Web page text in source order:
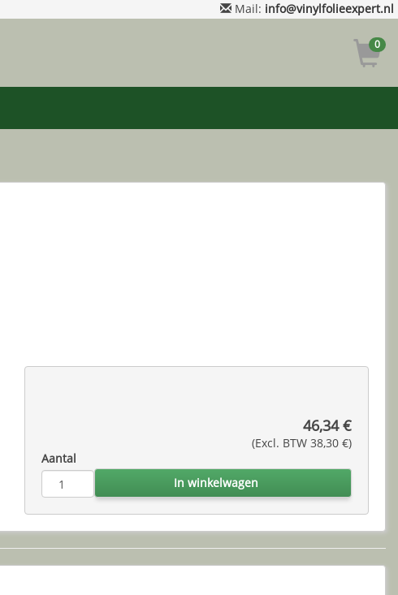
Mail: info@vinylfolieexpert.nl
0
46,34 €
(Excl. BTW 38,30 €)
Aantal
In winkelwagen